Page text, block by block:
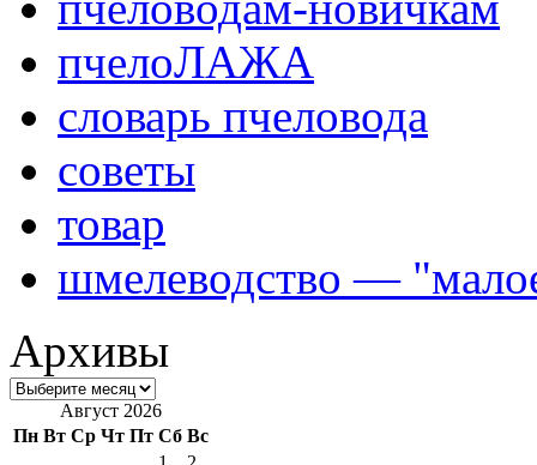
пчелоЛАЖА
словарь пчеловода
советы
товар
шмелеводство —
Архивы
Август 2026
Пн Вт Ср Чт Пт Сб Вс